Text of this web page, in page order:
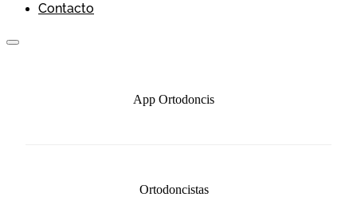
Contacto
App Ortodoncis
Ortodoncistas